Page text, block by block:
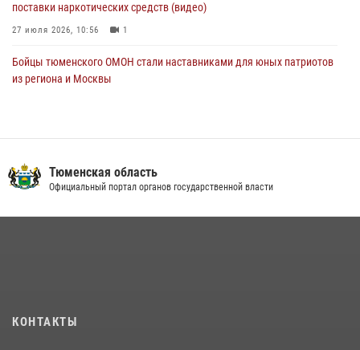
поставки наркотических средств (видео)
27 июля 2026, 10:56 1
Бойцы тюменского ОМОН стали наставниками для юных патриотов
из региона и Москвы
03 августа 2026, 07:23 1
Тюменская область
Официальный портал органов государственной власти
КОНТАКТЫ